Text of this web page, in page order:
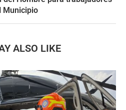
Municipio
ALSO LIKE